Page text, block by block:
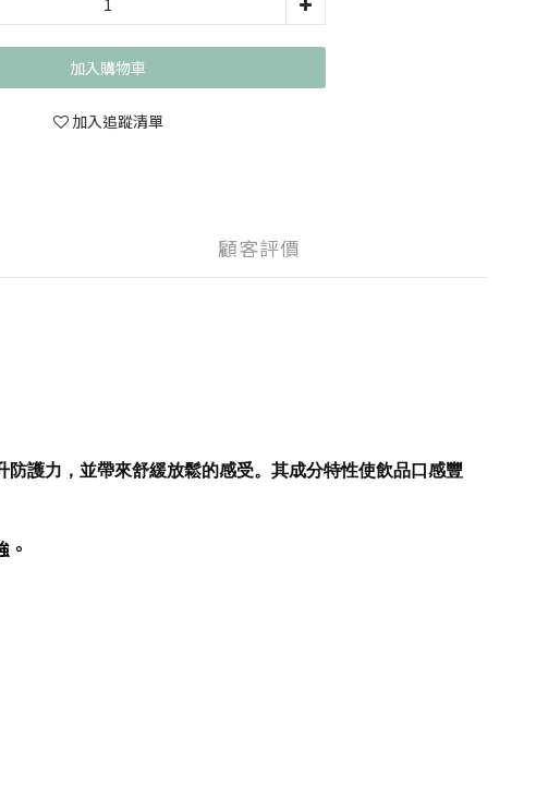
加入購物車
加入追蹤清單
顧客評價
護力，並帶來舒緩放鬆的感受。其成分特性使飲品口感豐